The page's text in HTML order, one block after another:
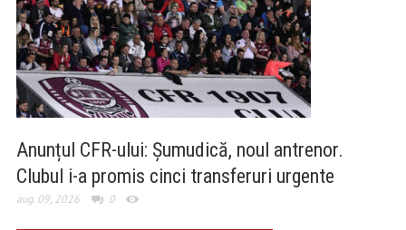
Anunțul CFR-ului: Șumudică, noul antrenor.
Clubul i-a promis cinci transferuri urgente
aug. 09, 2026 0